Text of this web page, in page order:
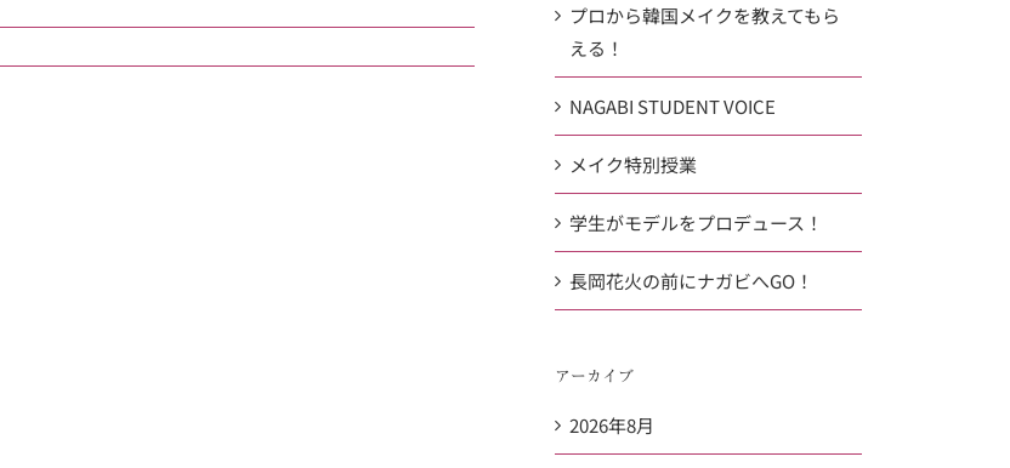
プロから韓国メイクを教えてもら
える！
NAGABI STUDENT VOICE
メイク特別授業
学生がモデルをプロデュース！
長岡花火の前にナガビへGO！
アーカイブ
2026年8月